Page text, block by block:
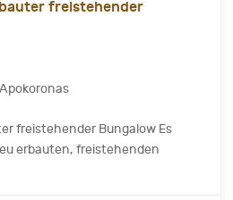
freistehender
freistehender Bungalow Es
erbauten, freistehenden